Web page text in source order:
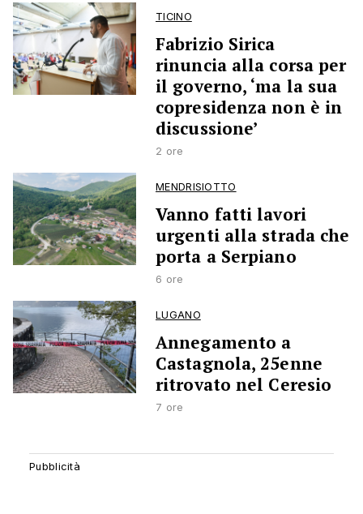
TICINO
Fabrizio Sirica
rinuncia alla corsa per
il governo, ‘ma la sua
copresidenza non è in
discussione’
2 ore
MENDRISIOTTO
Vanno fatti lavori
urgenti alla strada che
porta a Serpiano
6 ore
LUGANO
Annegamento a
Castagnola, 25enne
ritrovato nel Ceresio
7 ore